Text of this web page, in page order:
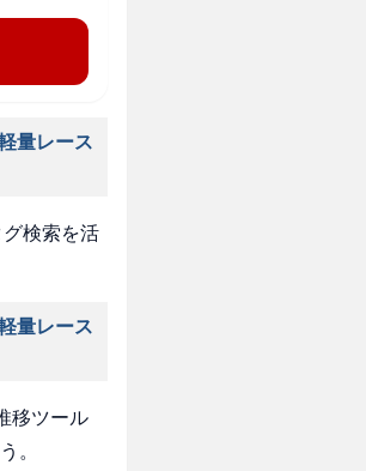
量レース
検索を活
量レース
移ツール
。